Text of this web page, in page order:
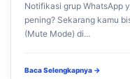
Notifikasi grup WhatsApp
pening? Sekarang kamu
(Mute Mode) di...
Baca Selengkapnya →